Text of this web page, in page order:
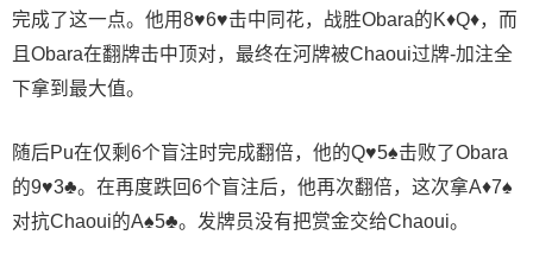
完成了这一点。他用8♥6♥击中同花，战胜Obara的K♦Q♦，而
且Obara在翻牌击中顶对，最终在河牌被Chaoui过牌-加注全
下拿到最大值。
随后Pu在仅剩6个盲注时完成翻倍，他的Q♥5♠击败了Obara
的9♥3♣。在再度跌回6个盲注后，他再次翻倍，这次拿A♦7♠
对抗Chaoui的A♠5♣。发牌员没有把赏金交给Chaoui。